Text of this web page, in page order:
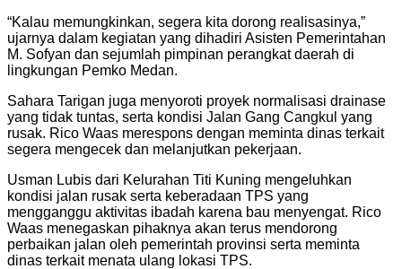
“Kalau memungkinkan, segera kita dorong realisasinya,”
ujarnya dalam kegiatan yang dihadiri Asisten Pemerintahan
M. Sofyan dan sejumlah pimpinan perangkat daerah di
lingkungan Pemko Medan.
Sahara Tarigan juga menyoroti proyek normalisasi drainase
yang tidak tuntas, serta kondisi Jalan Gang Cangkul yang
rusak. Rico Waas merespons dengan meminta dinas terkait
segera mengecek dan melanjutkan pekerjaan.
Usman Lubis dari Kelurahan Titi Kuning mengeluhkan
kondisi jalan rusak serta keberadaan TPS yang
mengganggu aktivitas ibadah karena bau menyengat. Rico
Waas menegaskan pihaknya akan terus mendorong
perbaikan jalan oleh pemerintah provinsi serta meminta
dinas terkait menata ulang lokasi TPS.